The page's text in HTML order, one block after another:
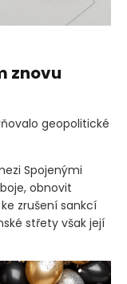
znovu
geopolitické
Spojenými
obnovit
zrušení sankcí
střety však její